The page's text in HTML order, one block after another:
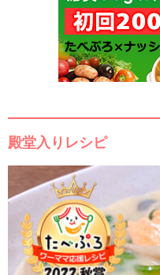
殿堂入りレシピ